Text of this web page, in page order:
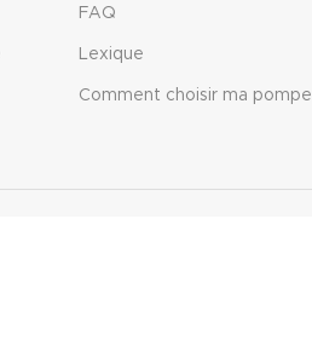
FAQ
Lexique
Comment choisir ma pompe